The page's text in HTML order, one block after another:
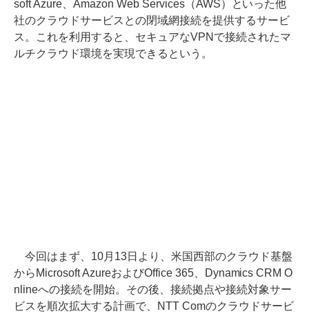
soft Azure、Amazon Web Services（AWS）といった他
社のクラウドサービスとの閉域網接続を提供するサービ
ス。これを利用すると、セキュアなVPNで接続されたマ
ルチクラウド環境を実現できるという。
今回はまず、10月13日より、米国西部のクラウド基盤
からMicrosoft AzureおよびOffice 365、Dynamics CRM O
nlineへの接続を開始。その後、接続拠点や接続対象サー
ビスを順次拡大する計画で、NTT Comのクラウドサービ